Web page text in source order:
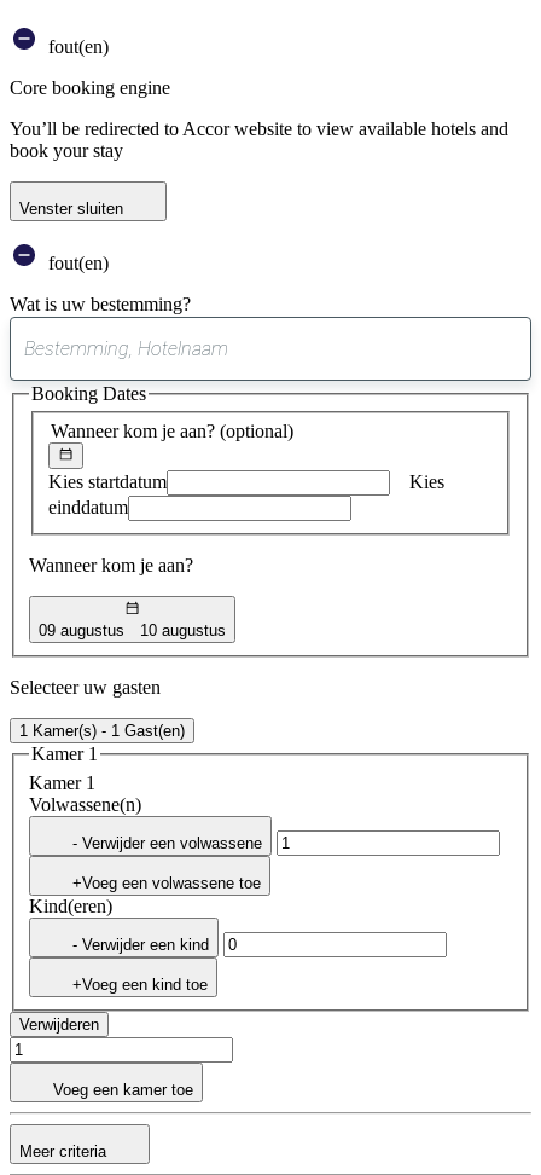
fout(en)
Core booking engine
You’ll be redirected to Accor website to view available hotels and
book your stay
Venster sluiten
fout(en)
Wat is uw bestemming?
suggestie
gevonden
Wanneer kom je aan? (optional)
Kies startdatum
Kies
einddatum
Wanneer kom je aan?
09 augustus 10 augustus
Booking Dates
Selecteer uw gasten
1 Kamer(s) - 1 Gast(en)
Kamer 1
Kamer 1
Volwassene(n)
- Verwijder een volwassene
+Voeg een volwassene toe
Kind(eren)
- Verwijder een kind
+Voeg een kind toe
Verwijderen
Voeg een kamer toe
Meer criteria